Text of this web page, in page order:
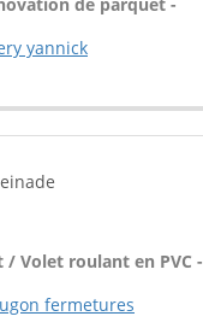
yannick
Volet roulant en PVC -
fermetures